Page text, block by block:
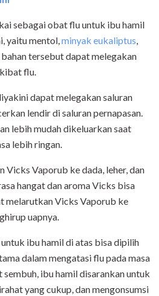
sebagai obat flu untuk ibu hamil
yaitu mentol,minyak eukaliptus,
tersebut dapat melegakan
flu.
dapat melegakan saluran
lendir di saluran pernapasan.
lebih mudah dikeluarkan saat
lebih ringan.
Vicks Vaporub ke dada, leher, dan
hangat dan aroma Vicks bisa
melarutkan Vicks Vaporub ke
uapnya.
ibu hamil di atas bisa dipilih
dalam mengatasi flu pada masa
ibu hamil disarankan untuk
yang cukup, dan mengonsumsi